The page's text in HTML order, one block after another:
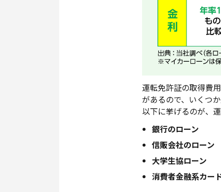
運転免許証の取得費
があるので、いくつ
以下に挙げるのが、
銀行のローン
信販会社のローン
大学生協ローン
消費者金融系カー